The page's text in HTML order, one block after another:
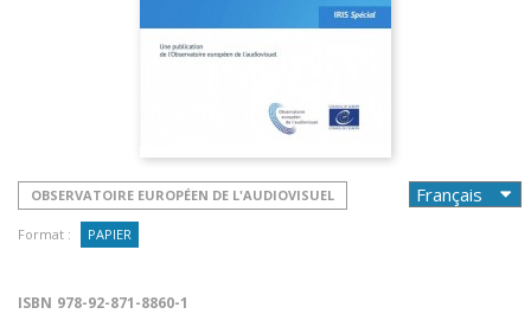
OBSERVATOIRE EUROPÉEN DE L'AUDIOVISUEL
Format : PAPIER
ISBN 978-92-871-8860-1